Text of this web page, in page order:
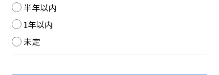
半年以内
1年以内
未定